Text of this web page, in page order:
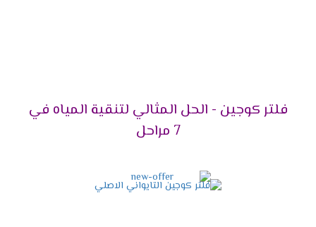
فلتر كوجين - الحل المثالي لتنقية المياه في
7 مراحل